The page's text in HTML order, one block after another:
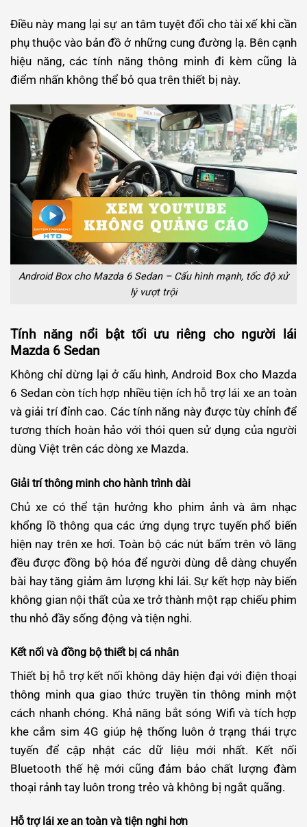
Điều này mang lại sự an tâm tuyệt đối cho tài xế khi cần
phụ thuộc vào bản đồ ở những cung đường lạ. Bên cạnh
hiệu năng, các tính năng thông minh đi kèm cũng là
điểm nhấn không thể bỏ qua trên thiết bị này.
Android Box cho Mazda 6 Sedan – Cấu hình mạnh, tốc độ xử
lý vượt trội
Tính năng nổi bật tối ưu riêng cho người lái
Mazda 6 Sedan
Không chỉ dừng lại ở cấu hình, Android Box cho Mazda
6 Sedan còn tích hợp nhiều tiện ích hỗ trợ lái xe an toàn
và giải trí đỉnh cao. Các tính năng này được tùy chỉnh để
tương thích hoàn hảo với thói quen sử dụng của người
dùng Việt trên các dòng xe Mazda.
Giải trí thông minh cho hành trình dài
Chủ xe có thể tận hưởng kho phim ảnh và âm nhạc
khổng lồ thông qua các ứng dụng trực tuyến phổ biến
hiện nay trên xe hơi. Toàn bộ các nút bấm trên vô lăng
đều được đồng bộ hóa để người dùng dễ dàng chuyển
bài hay tăng giảm âm lượng khi lái. Sự kết hợp này biến
không gian nội thất của xe trở thành một rạp chiếu phim
thu nhỏ đầy sống động và tiện nghi.
Kết nối và đồng bộ thiết bị cá nhân
Thiết bị hỗ trợ kết nối không dây hiện đại với điện thoại
thông minh qua giao thức truyền tin thông minh một
cách nhanh chóng. Khả năng bắt sóng Wifi và tích hợp
khe cắm sim 4G giúp hệ thống luôn ở trạng thái trực
tuyến để cập nhật các dữ liệu mới nhất. Kết nối
Bluetooth thế hệ mới cũng đảm bảo chất lượng đàm
thoại rảnh tay luôn trong trẻo và không bị ngắt quãng.
Hỗ trợ lái xe an toàn và tiện nghi hơn